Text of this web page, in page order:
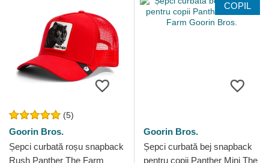
(5)
Goorin Bros.
Șepci curbată roșu snapback
Rush Panther The Farm
COPIL
Goorin Bros.
Șepci curbată bej snapback
pentru copii Panther Mini The